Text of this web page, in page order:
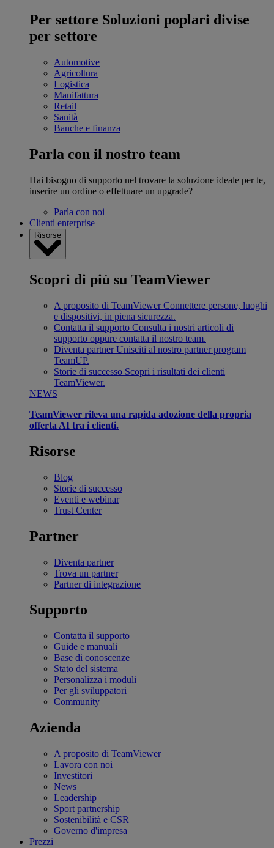
Per settore Soluzioni poplari divise
per settore
Automotive
Agricoltura
Logistica
Manifattura
Retail
Sanità
Banche e finanza
Parla con il nostro team
Hai bisogno di supporto nel trovare la soluzione ideale per te,
inserire un ordine o effettuare un upgrade?
Parla con noi
Clienti enterprise
Risorse
Scopri di più su TeamViewer
A proposito di TeamViewer Connettere persone, luoghi
e dispositivi, in piena sicurezza.
Contatta il supporto Consulta i nostri articoli di
supporto oppure contatta il nostro team.
Diventa partner Unisciti al nostro partner program
TeamUP.
Storie di successo Scopri i risultati dei clienti
TeamViewer.
NEWS
TeamViewer rileva una rapida adozione della propria
offerta AI tra i clienti.
Risorse
Blog
Storie di successo
Eventi e webinar
Trust Center
Partner
Diventa partner
Trova un partner
Partner di integrazione
Supporto
Contatta il supporto
Guide e manuali
Base di conoscenze
Stato del sistema
Personalizza i moduli
Per gli sviluppatori
Community
Azienda
A proposito di TeamViewer
Lavora con noi
Investitori
News
Leadership
Sport partnership
Sostenibilità e CSR
Governo d'impresa
Prezzi